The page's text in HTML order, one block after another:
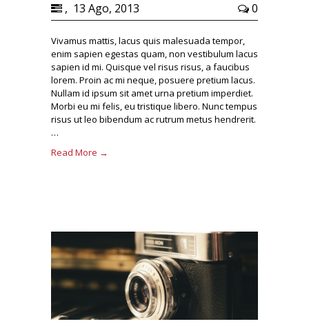
, 13 Ago, 2013 0
Vivamus mattis, lacus quis malesuada tempor,
enim sapien egestas quam, non vestibulum lacus
sapien id mi. Quisque vel risus risus, a faucibus
lorem. Proin ac mi neque, posuere pretium lacus.
Nullam id ipsum sit amet urna pretium imperdiet.
Morbi eu mi felis, eu tristique libero. Nunc tempus
risus ut leo bibendum ac rutrum metus hendrerit.
…
Read More →